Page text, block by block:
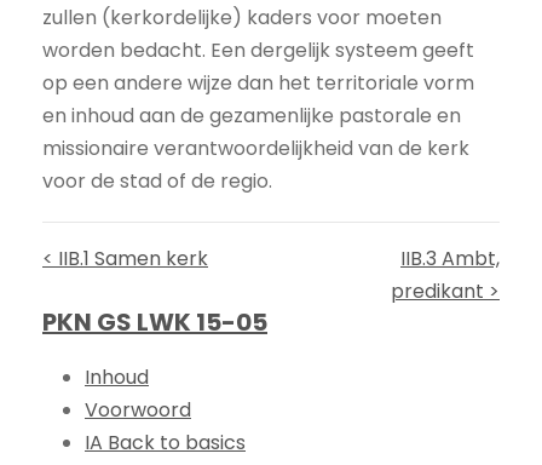
zullen (kerkordelijke) kaders voor moeten
worden bedacht. Een dergelijk systeem geeft
op een andere wijze dan het territoriale vorm
en inhoud aan de gezamenlijke pastorale en
missionaire verantwoordelijkheid van de kerk
voor de stad of de regio.
< IIB.1 Samen kerk
IIB.3 Ambt,
predikant >
PKN GS LWK 15-05
Inhoud
Voorwoord
IA Back to basics